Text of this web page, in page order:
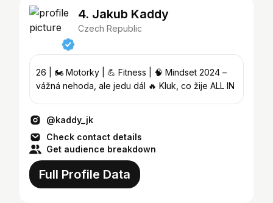
4. Jakub Kaddy
Czech Republic
26 | 🏍️ Motorky | 💪 Fitness | 🧠 Mindset 2024 –
vážná nehoda, ale jedu dál 🔥 Kluk, co žije ALL IN
@kaddy_jk
Check contact details
Get audience breakdown
Full Profile Data